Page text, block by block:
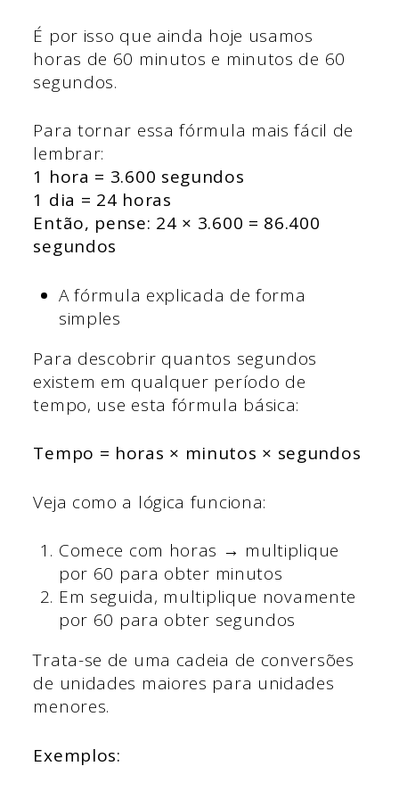
É por isso que ainda hoje usamos
horas de 60 minutos e minutos de 60
segundos.
Para tornar essa fórmula mais fácil de
lembrar:
1 hora = 3.600 segundos
1 dia = 24 horas
Então, pense: 24 × 3.600 = 86.400
segundos
A fórmula explicada de forma
simples
Para descobrir quantos segundos
existem em qualquer período de
tempo, use esta fórmula básica:
Tempo = horas × minutos × segundos
Veja como a lógica funciona:
Comece com horas → multiplique
por 60 para obter minutos
Em seguida, multiplique novamente
por 60 para obter segundos
Trata-se de uma cadeia de conversões
de unidades maiores para unidades
menores.
Exemplos: